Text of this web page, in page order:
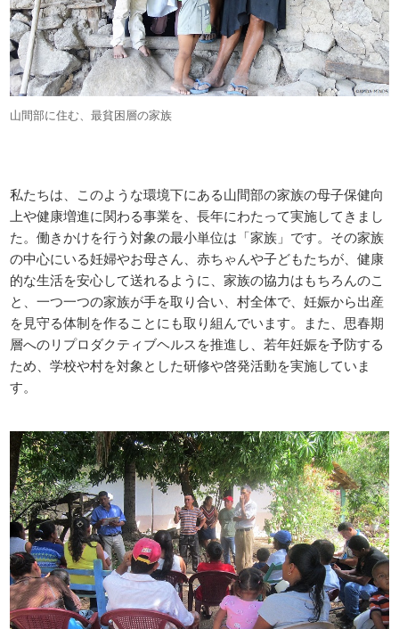
山間部に住む、最貧困層の家族
私たちは、このような環境下にある山間部の家族の母子保健向
上や健康増進に関わる事業を、長年にわたって実施してきまし
た。働きかけを行う対象の最小単位は「家族」です。その家族
の中心にいる妊婦やお母さん、赤ちゃんや子どもたちが、健康
的な生活を安心して送れるように、家族の協力はもちろんのこ
と、一つ一つの家族が手を取り合い、村全体で、妊娠から出産
を見守る体制を作ることにも取り組んでいます。また、思春期
層へのリプロダクティブヘルスを推進し、若年妊娠を予防する
ため、学校や村を対象とした研修や啓発活動を実施していま
す。